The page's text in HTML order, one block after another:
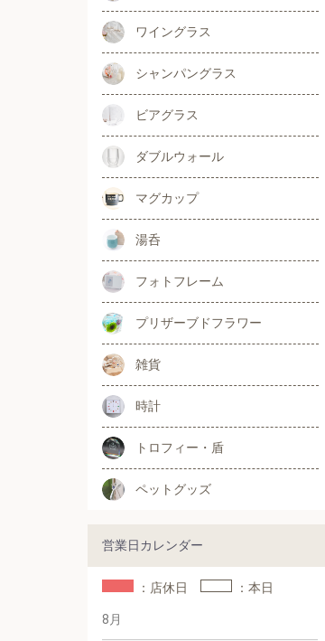
ワイングラス
シャンパングラス
ビアグラス
ダブルウォール
マグカップ
湯呑
フォトフレーム
プリザーブドフラワー
雑貨
時計
トロフィー・盾
ペットグッズ
営業日カレンダー
：店休日 ：本日
8月